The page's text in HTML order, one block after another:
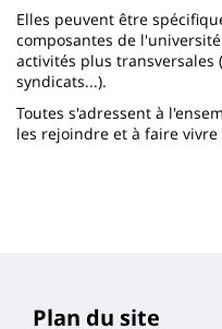
Elles peuvent être
composantes de
activités plus transversales
syndicats...).
Toutes s'adressent à
les rejoindre et à faire vivre
Plan du site